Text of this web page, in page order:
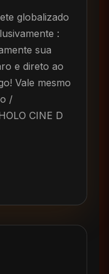
globalizado
:
sua
e direto ao
Vale mesmo
/
CINE D